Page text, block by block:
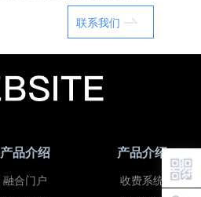
联系我们
产品介绍
融合门户
产品介绍
收费系统